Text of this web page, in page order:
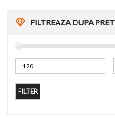
FILTREAZA DUPA PRET
FILTER